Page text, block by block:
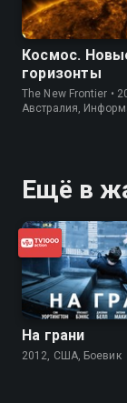
Космос.
горизонты
The New Frontier •
Австралия,
Ещё в
На грани
2012, США, Боевик